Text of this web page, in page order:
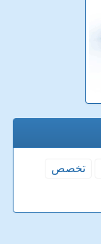
تخصص